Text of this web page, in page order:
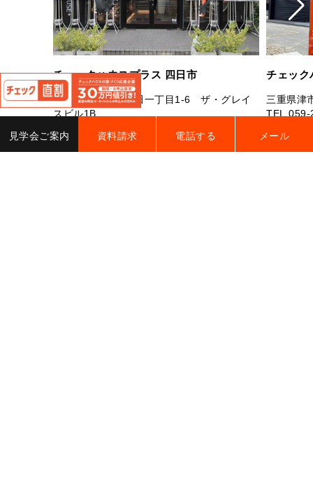
チェックハウスプラス 四日市
三重県四日市市芝田一丁目1-6 ザ・グレイ
スビル1B
営業時間：10：00～19：00 定休日：水曜
日・年末年始・夏季休業
チェック
三重県津
TEL.059-
曜（祝日
見学会ご案内 資料請求 電話する メール